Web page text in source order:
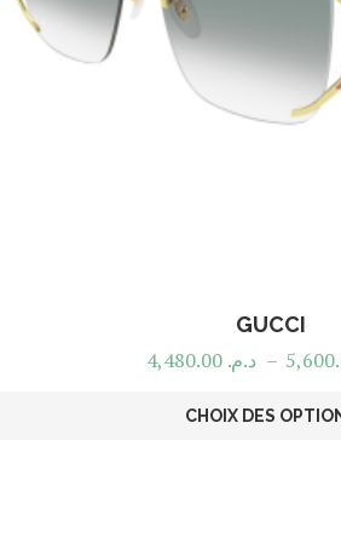
GUCCI
د.م. –
CHOIX DES